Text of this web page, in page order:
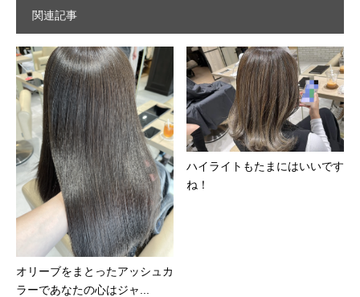
関連記事
オリーブをまとったアッシュカ
ラーであなたの心はジャ...
ハイライトもたまにはいいです
ね！